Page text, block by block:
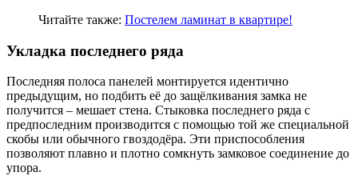
Читайте также: Постелем ламинат в квартире!
Укладка последнего ряда
Последняя полоса панелей монтируется идентично
предыдущим, но подбить её до защёлкивания замка не
получится – мешает стена. Стыковка последнего ряда с
предпоследним производится с помощью той же специальной
скобы или обычного гвоздодёра. Эти приспособления
позволяют плавно и плотно сомкнуть замковое соединение до
упора.